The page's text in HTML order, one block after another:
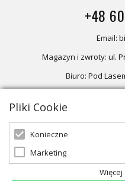
+48
Email:
Magazyn i zwroty: ul.
Biuro: Pod
Oferta skierowana dla firm,
Pliki Cookie
Konieczne
Marketing
Więcej
© 2026 ALKRI |